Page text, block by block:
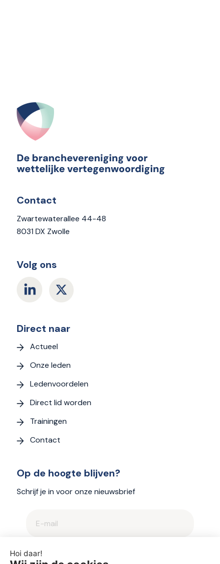
Contact
Zwartewaterallee 44-48
8031 DX Zwolle
Volg ons
Direct naar
Actueel
Onze leden
Ledenvoordelen
Direct lid worden
Trainingen
Contact
Op de hoogte blijven?
Schrijf je in voor onze nieuwsbrief